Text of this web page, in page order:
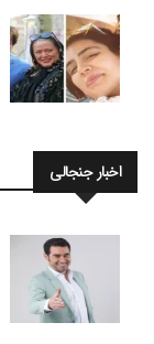
اخبار جنجالی